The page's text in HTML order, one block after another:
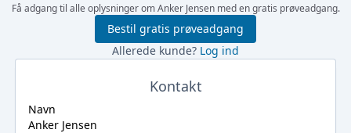
Få adgang til alle oplysninger om Anker Jensen med en gratis prøveadgang.
Bestil gratis prøveadgang
Allerede kunde? Log ind
Kontakt
Navn
Anker Jensen